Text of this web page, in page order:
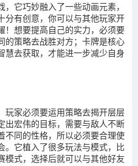
它巧妙融入了一些动画元素，
分有创意，你可以与其他玩家开
！想要提高自己的实力，必须要
的策略去战胜对方；卡牌是核心
慧去获取，才能进一步减少自身
玩家必须要运用策略去揭开层层
出宏伟的目标，需要与敌人不断
不同的性格，所以必须要合理使
。它植入了很多玩法与模式，比
模式，选择后就可以与其他好友